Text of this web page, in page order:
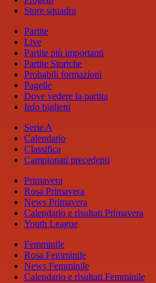
Store squadra
Partite
Live
Partite più importanti
Partite Storiche
Probabili formazioni
Pagelle
Dove vedere la partita
Info biglietti
Serie A
Calendario
Classifica
Campionati precedenti
Primavera
Rosa Primavera
News Primavera
Calendario e risultati Primavera
Youth League
Femminile
Rosa Femminile
News Femminile
Calendario e risultati Femminile